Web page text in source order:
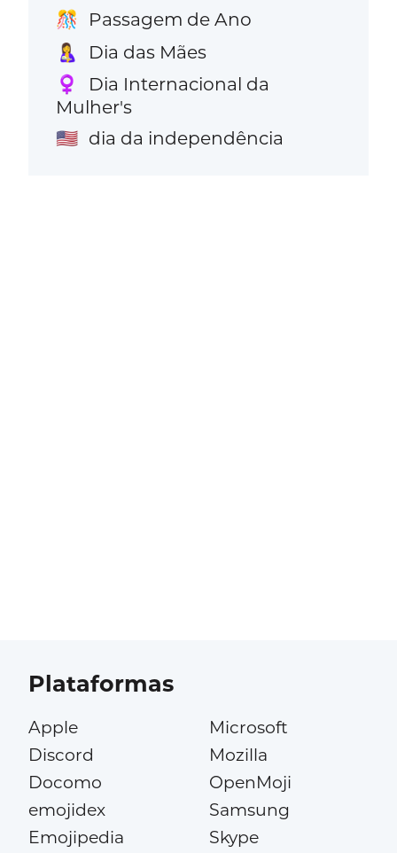
🎊 Passagem de Ano
🤱 Dia das Mães
♀️
Dia Internacional da
Mulher's
🇺🇸 dia da independência
Plataformas
Apple
Discord
Docomo
emojidex
Emojipedia
Microsoft
Mozilla
OpenMoji
Samsung
Skype